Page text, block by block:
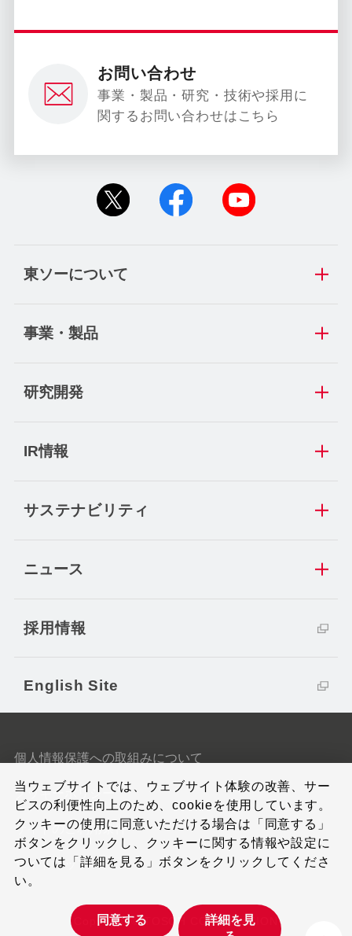
お問い合わせ
事業・製品・研究・技術や採用に
関するお問い合わせはこちら
東ソーについて
事業・製品
研究開発
IR情報
サステナビリティ
ニュース
採用情報
English Site
個人情報保護への取組みについて
クッキーポリシー
サイトのご利用条件
サイトマップ
Copyright © TOSOH CORPORATION
当ウェブサイトでは、ウェブサイト体験の改善、サー
ビスの利便性向上のため、cookieを使用しています。
クッキーの使用に同意いただける場合は「同意する」
ボタンをクリックし、クッキーに関する情報や設定に
ついては「詳細を見る」ボタンをクリックしてくださ
い。
同意する
詳細を見